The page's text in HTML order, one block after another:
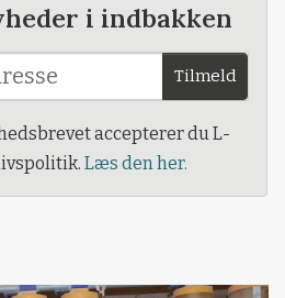
i indbakken
Tilmeld
accepterer du L-
Læs den her.